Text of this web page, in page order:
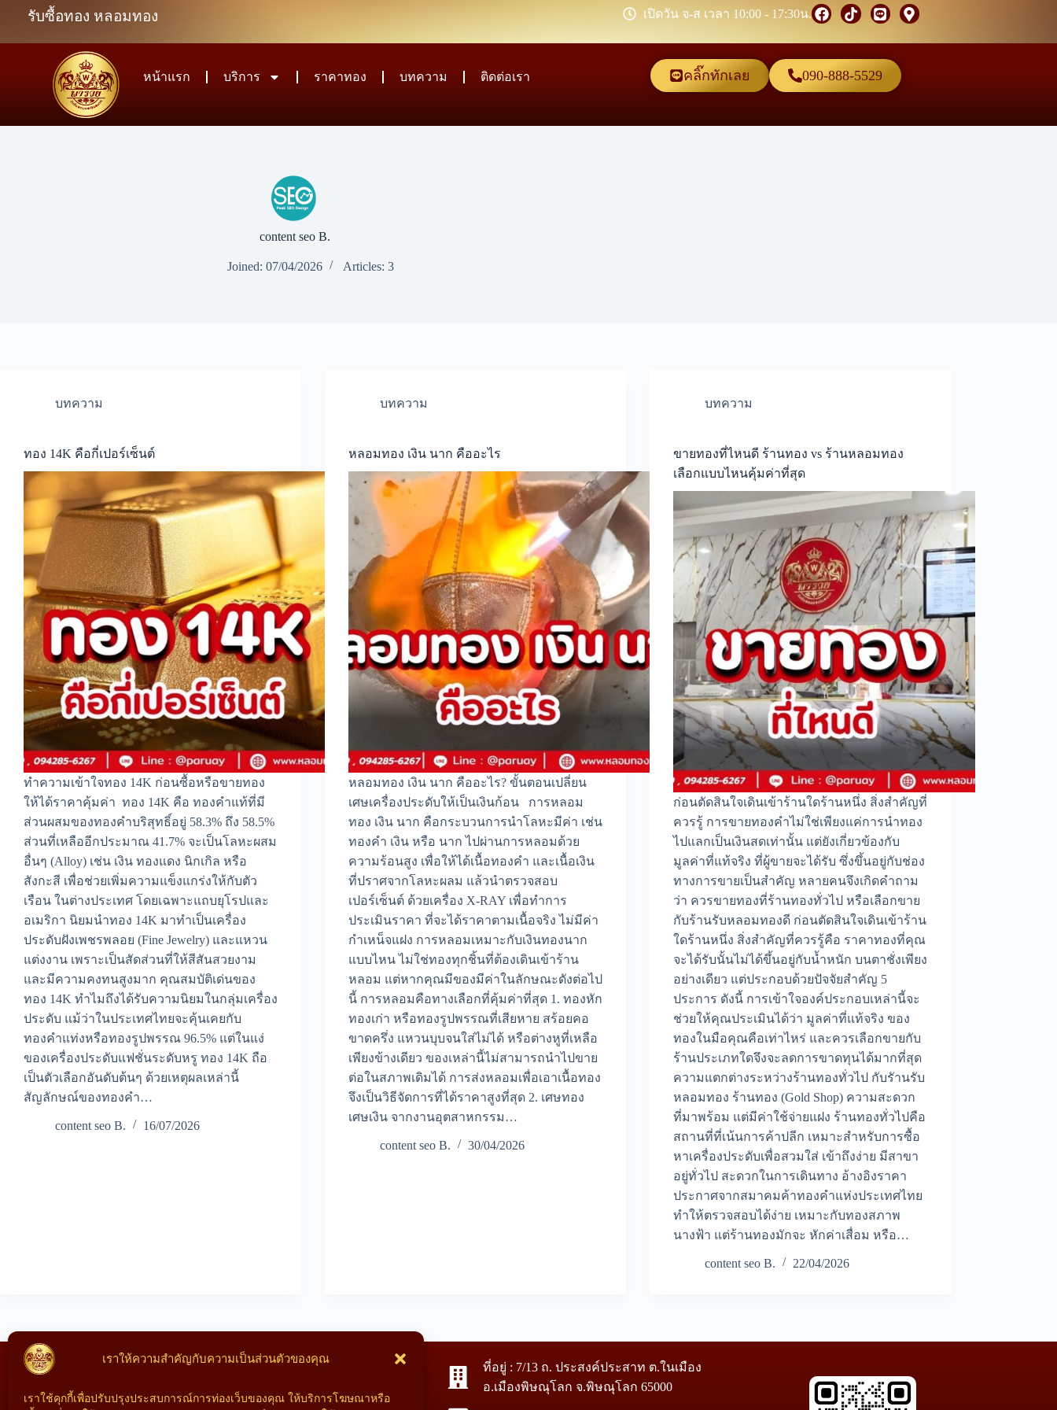
เราให้ความสำคัญกับความเป็นส่วนตัวของคุณ
เราใช้คุกกี้เพื่อปรับปรุงประสบการณ์การท่องเว็บของคุณ ให้บริการโฆษณาหรือ
รับซื้อทอง หลอมทอง เปิดวัน จ-ส เวลา 10:00 - 17:30น.
หน้าแรก บริการ ราคาทอง บทความ ติดต่อเรา คลิ๊กทักเลย 090-888-5529
content seo B.
Joined: 07/04/2026 Articles: 3
บทความ
ทอง 14K คือกี่เปอร์เซ็นต์
ทำความเข้าใจทอง 14K ก่อนซื้อหรือขายทอง
ให้ได้ราคาคุ้มค่า ทอง 14K คือ ทองคำแท้ที่มี
ส่วนผสมของทองคำบริสุทธิ์อยู่ 58.3% ถึง 58.5%
ส่วนที่เหลืออีกประมาณ 41.7% จะเป็นโลหะผสม
อื่นๆ (Alloy) เช่น เงิน ทองแดง นิกเกิล หรือ
สังกะสี เพื่อช่วยเพิ่มความแข็งแกร่งให้กับตัว
เรือน ในต่างประเทศ โดยเฉพาะแถบยุโรปและ
อเมริกา นิยมนำทอง 14K มาทำเป็นเครื่อง
ประดับฝังเพชรพลอย (Fine Jewelry) และแหวน
แต่งงาน เพราะเป็นสัดส่วนที่ให้สีสันสวยงาม
และมีความคงทนสูงมาก คุณสมบัติเด่นของ
ทอง 14K ทำไมถึงได้รับความนิยมในกลุ่มเครื่อง
ประดับ แม้ว่าในประเทศไทยจะคุ้นเคยกับ
ทองคำแท่งหรือทองรูปพรรณ 96.5% แต่ในแง่
ของเครื่องประดับแฟชั่นระดับหรู ทอง 14K ถือ
เป็นตัวเลือกอันดับต้นๆ ด้วยเหตุผลเหล่านี้
สัญลักษณ์ของทองคำ…
content seo B. 16/07/2026
บทความ
หลอมทอง เงิน นาก คืออะไร
หลอมทอง เงิน นาก คืออะไร? ขั้นตอนเปลี่ยน
เศษเครื่องประดับให้เป็นเงินก้อน การหลอม
ทอง เงิน นาก คือกระบวนการนำโลหะมีค่า เช่น
ทองคำ เงิน หรือ นาก ไปผ่านการหลอมด้วย
ความร้อนสูง เพื่อให้ได้เนื้อทองคำ และเนื้อเงิน
ที่ปราศจากโลหะผลม แล้วนำตรวจสอบ
เปอร์เซ็นต์ ด้วยเครื่อง X-RAY เพื่อทำการ
ประเมินราคา ที่จะได้ราคาตามเนื้อจริง ไม่มีค่า
กำเหน็จแฝง การหลอมเหมาะกับเงินทองนาก
แบบไหน ไม่ใช่ทองทุกชิ้นที่ต้องเดินเข้าร้าน
หลอม แต่หากคุณมีของมีค่าในลักษณะดังต่อไป
นี้ การหลอมคือทางเลือกที่คุ้มค่าที่สุด 1. ทองหัก
ทองเก่า หรือทองรูปพรรณที่เสียหาย สร้อยคอ
ขาดครึ่ง แหวนบุบจนใส่ไม่ได้ หรือต่างหูที่เหลือ
เพียงข้างเดียว ของเหล่านี้ไม่สามารถนำไปขาย
ต่อในสภาพเดิมได้ การส่งหลอมเพื่อเอาเนื้อทอง
จึงเป็นวิธีจัดการที่ได้ราคาสูงที่สุด 2. เศษทอง
เศษเงิน จากงานอุตสาหกรรม…
content seo B. 30/04/2026
บทความ
ขายทองที่ไหนดี ร้านทอง vs ร้านหลอมทอง
เลือกแบบไหนคุ้มค่าที่สุด
ก่อนตัดสินใจเดินเข้าร้านใดร้านหนึ่ง สิ่งสำคัญที่
ควรรู้ การขายทองคำไม่ใช่เพียงแค่การนำทอง
ไปแลกเป็นเงินสดเท่านั้น แต่ยังเกี่ยวข้องกับ
มูลค่าที่แท้จริง ที่ผู้ขายจะได้รับ ซึ่งขึ้นอยู่กับช่อง
ทางการขายเป็นสำคัญ หลายคนจึงเกิดคำถาม
ว่า ควรขายทองที่ร้านทองทั่วไป หรือเลือกขาย
กับร้านรับหลอมทองดี ก่อนตัดสินใจเดินเข้าร้าน
ใดร้านหนึ่ง สิ่งสำคัญที่ควรรู้คือ ราคาทองที่คุณ
จะได้รับนั้นไม่ได้ขึ้นอยู่กับน้ำหนัก บนตาชั่งเพียง
อย่างเดียว แต่ประกอบด้วยปัจจัยสำคัญ 5
ประการ ดังนี้ การเข้าใจองค์ประกอบเหล่านี้จะ
ช่วยให้คุณประเมินได้ว่า มูลค่าที่แท้จริง ของ
ทองในมือคุณคือเท่าไหร่ และควรเลือกขายกับ
ร้านประเภทใดจึงจะลดการขาดทุนได้มากที่สุด
ความแตกต่างระหว่างร้านทองทั่วไป กับรัานรับ
หลอมทอง ร้านทอง (Gold Shop) ความสะดวก
ที่มาพร้อม แต่มีค่าใช้จ่ายแฝง ร้านทองทั่วไปคือ
สถานที่ที่เน้นการค้าปลีก เหมาะสำหรับการซื้อ
หาเครื่องประดับเพื่อสวมใส่ เข้าถึงง่าย มีสาขา
อยู่ทั่วไป สะดวกในการเดินทาง อ้างอิงราคา
ประกาศจากสมาคมค้าทองคำแห่งประเทศไทย
ทำให้ตรวจสอบได้ง่าย เหมาะกับทองสภาพ
นางฟ้า แต่ร้านทองมักจะ หักค่าเสื่อม หรือ…
content seo B. 22/04/2026
หลอมทองพิษณุโลก รับซื้อทอง
ที่อยู่ : 7/13 ถ. ประสงค์ประสาท ต.ในเมือง
อ.เมืองพิษณุโลก จ.พิษณุโลก 65000